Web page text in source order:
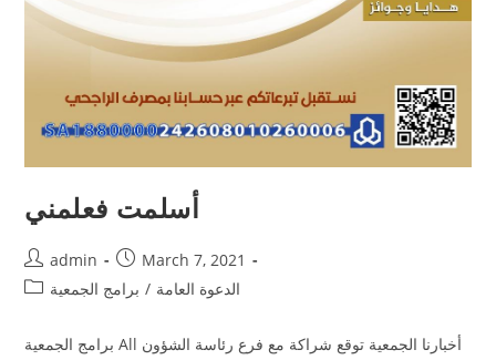
أسلمت فعلمني
admin
March 7, 2021
الدعوة العامة / برامج الجمعية
برامج الجمعية All أخبارنا الجمعية توقع شراكة مع فرع رئاسة الشؤون